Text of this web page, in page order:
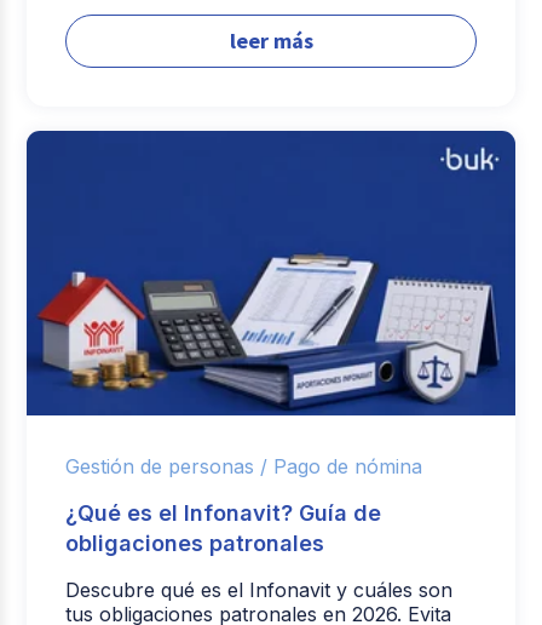
leer más
Gestión de personas / Pago de nómina
¿Qué es el Infonavit? Guía de
obligaciones patronales
Descubre qué es el Infonavit y cuáles son
tus obligaciones patronales en 2026. Evita